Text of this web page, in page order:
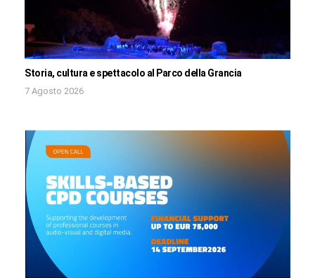
Storia, cultura e spettacolo al Parco della Grancia
7 Agosto 2026